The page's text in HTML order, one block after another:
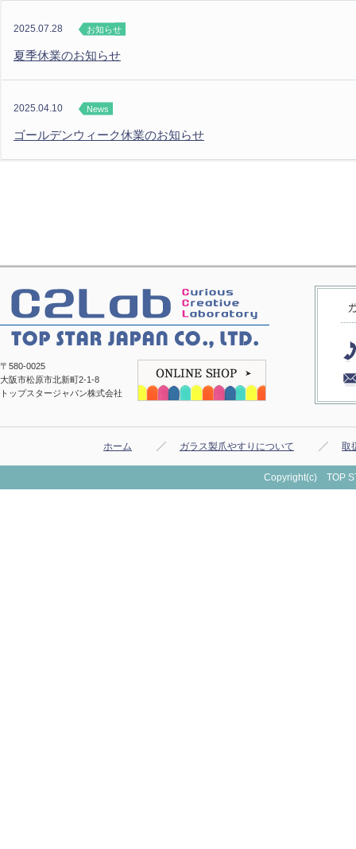
2025.07.28 お知らせ
夏季休業のお知らせ
2025.04.10 News
ゴールデンウィーク休業のお知らせ
〒580-0025
大阪市松原市北新町2-1-8
トップスタージャパン株式会社
ホーム ガラス製爪やすりについて 取
Copyright(c) TOP